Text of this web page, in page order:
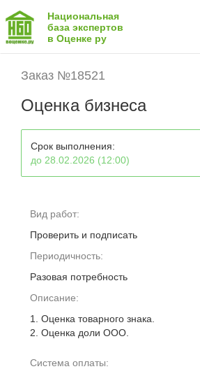
Национальная
база экспертов
в Оценке ру
Заказ №18521
Оценка бизнеса
Срок выполнения:
до 28.02.2026 (12:00)
Вид работ:
Проверить и подписать
Периодичность:
Разовая потребность
Описание:
1. Оценка товарного знака.
2. Оценка доли ООО.
Система оплаты: